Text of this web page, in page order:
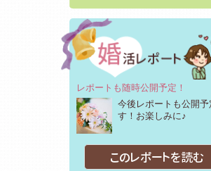
レポートも随時公開予定！
今後レポートも公開予
す！お楽しみに♪
このレポートを読む